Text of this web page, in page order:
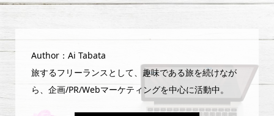
Author：Ai Tabata
旅するフリーランスとして、趣味である旅を続けなが
ら、企画/PR/Webマーケティングを中心に活動中。